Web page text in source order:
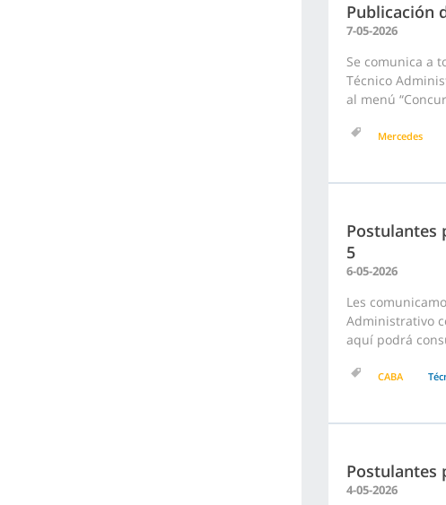
Publicación
7-05-2026
Se comunica a
Técnico
al menú
Mercedes
Postulantes
5
6-05-2026
Les
Administrativo
aquí podrá
CABA
Postulantes
4-05-2026